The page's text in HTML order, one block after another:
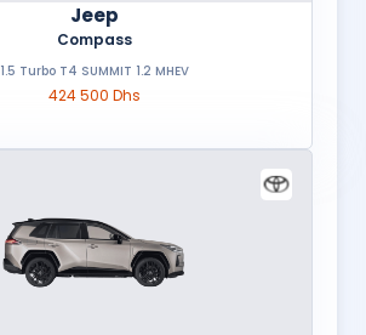
Jeep
Compass
1.5 Turbo T4 SUMMIT 1.2 MHEV
424 500 Dhs